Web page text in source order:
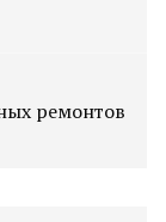
ремонтов